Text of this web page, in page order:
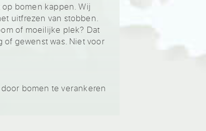
bomen kappen. Wij
uitfrezen van stobben.
of moeilijke plek? Dat
gewenst was. Niet voor
bomen te verankeren